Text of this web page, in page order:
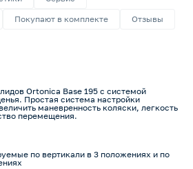
Покупают в комплекте Отзывы
Ortonica Base 195 с системой
Простая система настройки
маневренность коляски, легкость
перемещения.
по вертикали в 3 положениях и по